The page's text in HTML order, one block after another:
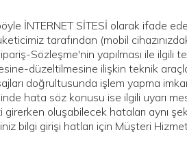
İNTERNET SİTESİ olarak ifade
tarafından (mobil
Sözleşme'nin yapılması ile ilgili
düzeltilmesine ilişkin teknik
doğrultusunda işlem yapma
hata söz konusu ise ilgili uyarı
girerken oluşabilecek hataları aynı
bilgi girişi hatları için Müşteri